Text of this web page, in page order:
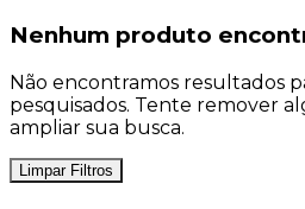
Nenhum produto
Não encontramos resultados
pesquisados. Tente remover
ampliar sua busca.
Limpar Filtros